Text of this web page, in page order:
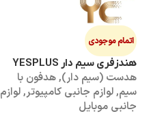
اتمام موجودی
هندزفری سیم دار YESPLUS
YS-113
هدست (سیم دار),هدفون با
سیم,لوازم جانبی کامپیوتر,لوازم
جانبی موبایل